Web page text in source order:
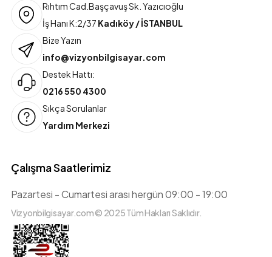
Rıhtım Cad.Başçavuş Sk. Yazıcıoğlu
İş Hanı K:2/37 Kadıköy / İSTANBUL
Bize Yazın
info@vizyonbilgisayar.com
Destek Hattı:
0216 550 4300
Sıkça Sorulanlar
Yardım Merkezi
Çalışma Saatlerimiz
Pazartesi - Cumartesi arası hergün 09:00 - 19:00
Vizyonbilgisayar.com © 2025 Tüm Hakları Saklıdır.